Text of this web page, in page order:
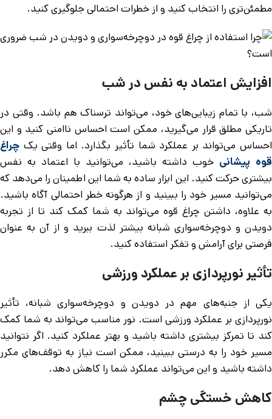
مطمئن‌تری را انتخاب کنید و از خطرات احتمالی جلوگیری کنید.
افزایش اعتماد به نفس در شب
شب، با تمام زیبایی‌های خود، می‌تواند ترسناک هم باشد. وقتی در
تاریکی مطلق قرار می‌گیرید، ممکن است احساس ناامنی کنید و این
احساس می‌تواند بر عملکرد شما تأثیر بگذارد. اما وقتی یک چراغ
قوه پیشانی خوب داشته باشید، می‌توانید با اعتماد به نفس
بیشتری حرکت کنید. این ابزار ساده به شما این اطمینان را می‌دهد که
می‌توانید مسیر خود را ببینید و از هرگونه خطر احتمالی آگاه باشید.
به علاوه، داشتن چراغ قوه می‌تواند به شما کمک کند تا از تجربه
دویدن و دوچرخه‌سواری شبانه بیشتر لذت ببرید و از آن به عنوان
فرصتی برای آرامش و تفکر استفاده کنید.
تأثیر نورپردازی بر عملکرد ورزشی
یکی از جنبه‌های مهم در دویدن و دوچرخه‌سواری شبانه، تأثیر
نورپردازی بر عملکرد ورزشی است. نور مناسب می‌تواند به شما کمک
کند تا تمرکز بیشتری داشته باشید و بهتر عملکرد کنید. اگر نتوانید
مسیر خود را به درستی ببینید، ممکن است نیاز به توقف‌های مکرر
داشته باشید و این می‌تواند عملکرد شما را کاهش دهد.
کاهش خستگی چشم